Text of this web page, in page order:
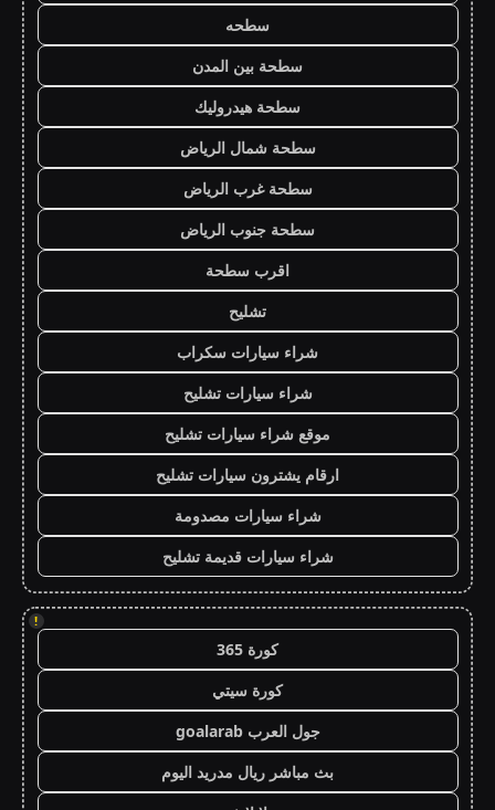
سطحه
سطحة بين المدن
سطحة هيدروليك
سطحة شمال الرياض
سطحة غرب الرياض
سطحة جنوب الرياض
اقرب سطحة
تشليح
شراء سيارات سكراب
شراء سيارات تشليح
موقع شراء سيارات تشليح
ارقام يشترون سيارات تشليح
شراء سيارات مصدومة
شراء سيارات قديمة تشليح
!
كورة 365
كورة سيتي
جول العرب goalarab
بث مباشر ريال مدريد اليوم